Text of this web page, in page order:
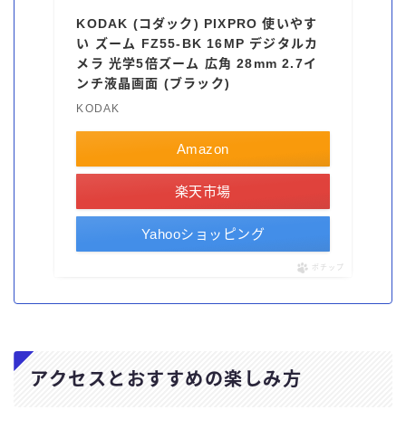
KODAK (コダック) PIXPRO 使いやす
い ズーム FZ55-BK 16MP デジタルカ
メラ 光学5倍ズーム 広角 28mm 2.7イ
ンチ液晶画面 (ブラック)
KODAK
Amazon
楽天市場
Yahooショッピング
ポチップ
アクセスとおすすめの楽しみ方